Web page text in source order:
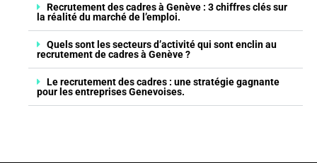
Recrutement des cadres à Genève : 3 chiffres clés sur
la réalité du marché de l’emploi.
Quels sont les secteurs d’activité qui sont enclin au
recrutement de cadres à Genève ?
Le recrutement des cadres : une stratégie gagnante
pour les entreprises Genevoises.